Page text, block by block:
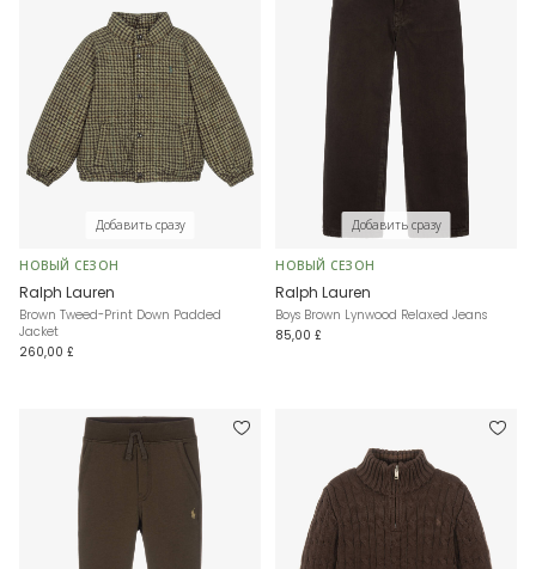
Добавить сразу
НОВЫЙ СЕЗОН
Ralph Lauren
Brown Tweed-Print Down Padded
Jacket
260,00 £
Добавить сразу
НОВЫЙ СЕЗОН
Ralph Lauren
Boys Brown Lynwood Relaxed Jeans
85,00 £